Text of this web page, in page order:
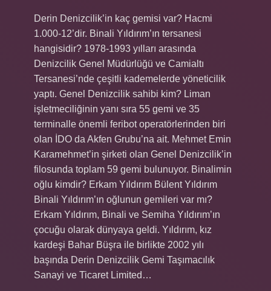
Derin Denizcilik’in kaç gemisi var? Hacmi
1.000-12’dir. Binali Yıldırım’ın tersanesi
hangisidir? 1978-1993 yılları arasında
Denizcilik Genel Müdürlüğü ve Camialtı
Tersanesi’nde çeşitli kademelerde yöneticilik
yaptı. Genel Denizcilik sahibi kim? Liman
işletmeciliğinin yanı sıra 55 gemi ve 35
terminalle önemli feribot operatörlerinden biri
olan İDO da Akfen Grubu’na ait. Mehmet Emin
Karamehmet’in şirketi olan Genel Denizcilik’in
filosunda toplam 59 gemi bulunuyor. Binalimin
oğlu kimdir? Erkam Yıldırım Bülent Yıldırım
Binali Yıldırım’ın oğlunun gemileri var mı?
Erkam Yıldırım, Binali ve Semiha Yıldırım’ın
çocuğu olarak dünyaya geldi. Yıldırım, kız
kardeşi Bahar Büşra ile birlikte 2002 yılı
başında Derin Denizcilik Gemi Taşımacılık
Sanayi ve Ticaret Limited…